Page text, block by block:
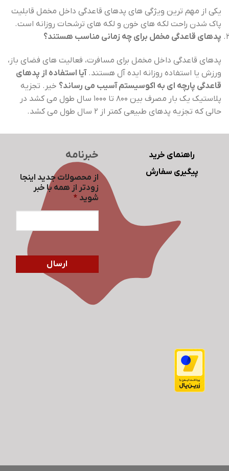
یکی از مهم ترین ویژگی های پدهای قاعدگی داخل مخمل قابلیت
پاک شدن راحت لکه های خون و لکه های ترشحات روزانه است.
پدهای قاعدگی مخمل برای چه زمانی مناسب هستند؟
پدهای قاعدگی داخل مخمل برای مسافرت، فعالیت های فضای باز،
ورزش یا استفاده روزانه ایده آل هستند.آیا استفاده از پدهای
قاعدگی پارچه ای به اکوسیستم آسیب می رساند؟ خیر. تجزیه
پلاستیک یک بار مصرف بین 800 تا 1000 سال طول می کشد در
حالی که تجزیه پدهای طبیعی کمتر از 2 سال طول می کشد.
راهنمای خرید
پیگیری سفارش
خبرنامه
از محصولات جدید اینجا
زودتر از همه با خبر
شوید *